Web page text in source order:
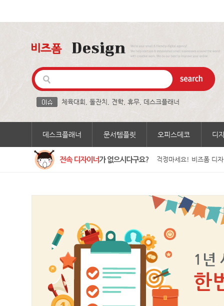
체육대회 돌잔치 견학, 휴무, 데스크플래너
데스크플래너 문서템플릿 오피스데코 디
걱정마세요! 비즈폼 디